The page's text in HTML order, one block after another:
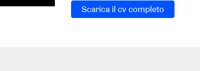
Scarica il cv completo